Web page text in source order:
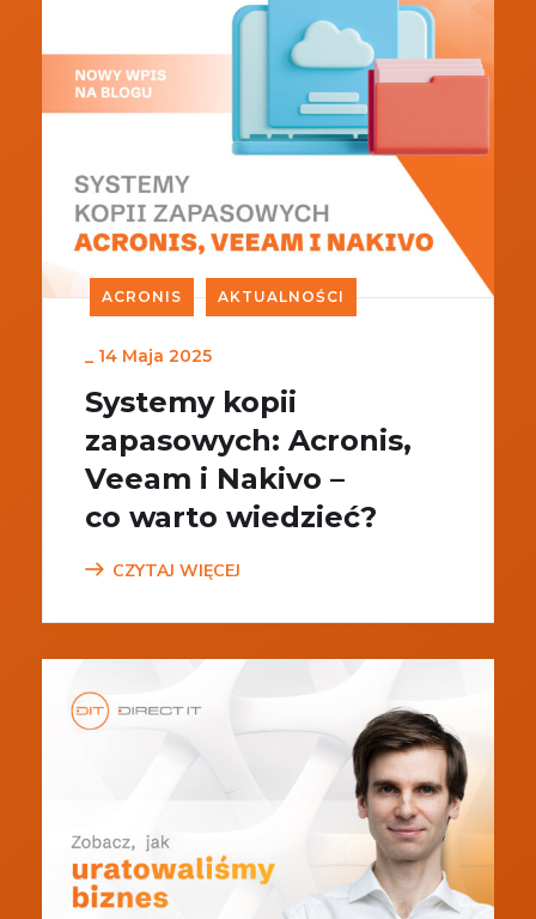
ACRONIS AKTUALNOŚCI
_ 14 Maja 2025
Systemy kopii
zapasowych: Acronis,
Veeam i Nakivo –
co warto wiedzieć?
CZYTAJ WIĘCEJ